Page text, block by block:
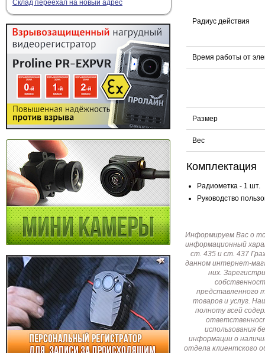
Склад переехал на новый адрес
Радиус действия
Время работы от
Размер
Вес
Комплектация
Радиометка - 1 шт.
Руководство
Информируем Вас о
информационный
ст. 435 и ст. 437
данном интернет-
них.
представленного
товаров и услуг.
полноту всей
использования
информации о
отдела клиентского